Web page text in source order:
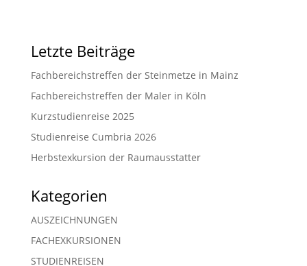
Letzte Beiträge
Fachbereichstreffen der Steinmetze in Mainz
Fachbereichstreffen der Maler in Köln
Kurzstudienreise 2025
Studienreise Cumbria 2026
Herbstexkursion der Raumausstatter
Kategorien
AUSZEICHNUNGEN
FACHEXKURSIONEN
STUDIENREISEN